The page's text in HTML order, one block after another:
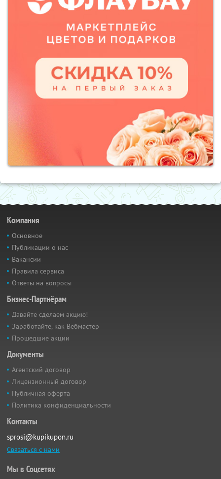
Компания
Основное
Публикации о нас
Вакансии
Правила сервиса
Ответы на вопросы
Бизнес-Партнёрам
Давайте сделаем акцию!
Заработайте, как Вебмастер
Прошедшие акции
Документы
Агентский договор
Лицензионный договор
Публичная оферта
Политика конфиденциальности
Контакты
sprosi@kupikupon.ru
Связаться с нами
Мы в Соцсетях